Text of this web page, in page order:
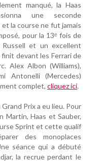
manqué, la Haas
une seconde
la course ne fut jamais
pour la 13ᵉ fois de
et un excellent
finit devant les Ferrari de
Alex Albon (Williams),
Antonelli (Mercedes)
complet, cliquez ici.
Prix a eu lieu. Pour
Martin, Haas et Sauber,
Sprint et cette qualif
des monoplaces
séance qui a débuté
la recrue perdant le